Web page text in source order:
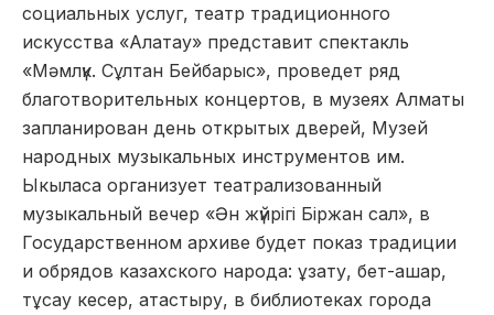
социальных услуг, театр традиционного
искусства «Алатау» представит спектакль
«Мәмлүк. Сұлтан Бейбарыс», проведет ряд
благотворительных концертов, в музеях Алматы
запланирован день открытых дверей, Музей
народных музыкальных инструментов им.
Ыкыласа организует театрализованный
музыкальный вечер «Ән жүйрігі Біржан сал», в
Государственном архиве будет показ традиции
и обрядов казахского народа: ұзату, бет-ашар,
тұсау кесер, атастыру, в библиотеках города